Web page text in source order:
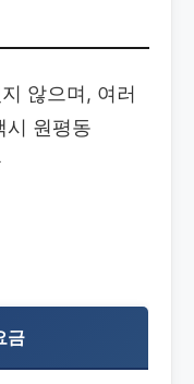
않으며, 여러
시 원평동
금